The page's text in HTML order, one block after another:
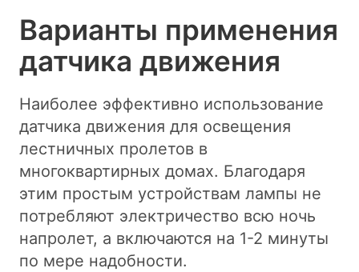
Варианты применения
датчика движения
Наиболее эффективно использование
датчика движения для освещения
лестничных пролетов в
многоквартирных домах. Благодаря
этим простым устройствам лампы не
потребляют электричество всю ночь
напролет, а включаются на 1-2 минуты
по мере надобности.